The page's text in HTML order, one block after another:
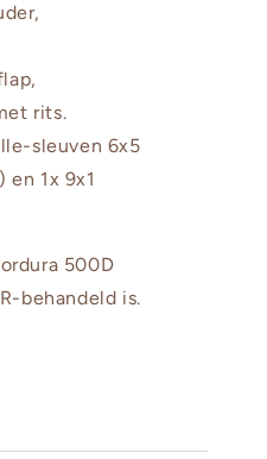
rits.
sleuven 6x5
1x 9x1
500D
behandeld is.